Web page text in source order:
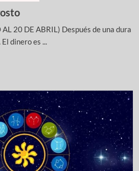
20 DE ABRIL) Después de una dura
dinero es ...